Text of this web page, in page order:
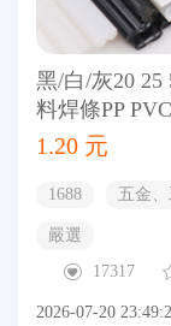
黑/白/灰20 25
料焊條PP
1.20 元
1688 五金
嚴選
17317
2026-07-20